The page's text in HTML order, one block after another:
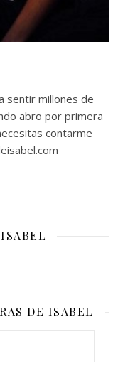
sentir millones de
abro por primera
contarme
DE ISABEL